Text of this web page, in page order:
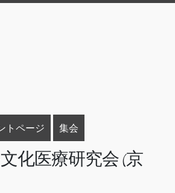
トページ 集会
文化医療研究会 (京